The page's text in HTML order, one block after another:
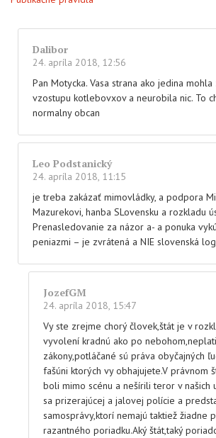
Dalibor
24. apríla 2018, 12:56
Pan Motycka. Vasa strana ako jedina
vzostupu kotlebovxov a neurobila nic. To
normalny obcan
Leo Podstanický
24. apríla 2018, 11:15
je treba zakázať mimovládky, a podpora
Mazurekovi, hanba SLovensku a rozkladu
Prenasledovanie za názor a- a ponuka
peniazmi – je zvrátená a NIE slovenská
JozefGM
24. apríla 2018, 15:47
Vy ste zrejme chorý človek,štát je v
vyvolení kradnú ako po
zákony,potláčané sú práva obyčajných
fašúni ktorých vy obhajujete.V právnom
boli mimo scénu a nešírili teror v našich
sa prizerajúcej a jalovej polície a
samosprávy,ktorí nemajú taktiež žiadne
razantného poriadku.Aký štát,taký